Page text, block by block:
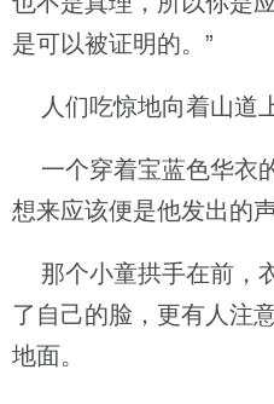
是可以被证明的。”
人们吃惊地向着山道
一个穿着宝蓝色华衣
想来应该便是他发出的声
那个小童拱手在前，
了自己的脸，更有人注
地面。